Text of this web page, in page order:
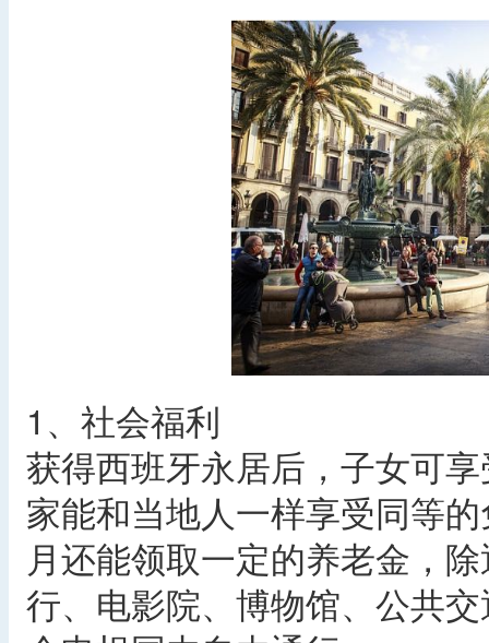
1、社会福利
获得西班牙永居后，子女可
家能和当地人一样享受同等
月还能领取一定的养老金，
行、电影院、博物馆、公共